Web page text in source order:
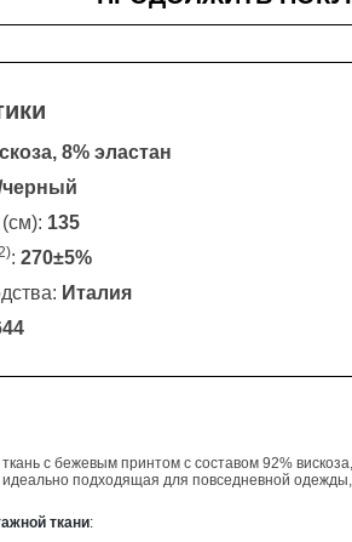
8% эластан
135
: 270±5%
Италия
с бежевым принтом с составом 92%
подходящая для повседневной одежды,
ткани: